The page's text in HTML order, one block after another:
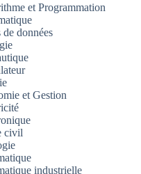
et Programmation
de données
et Gestion
civil
industrielle